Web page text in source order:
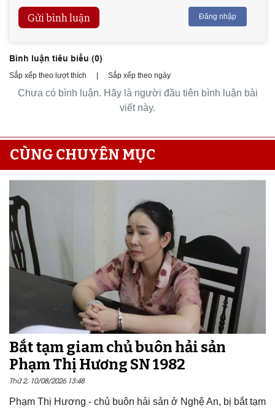
Gửi bình luận Đăng nhập
Bình luận tiêu biểu (0)
Sắp xếp theo lượt thích Sắp xếp theo ngày
Chưa có bình luận. Hãy là người đầu tiên bình luận bài
viết này.
CÙNG CHUYÊN MỤC
Bắt tạm giam chủ buôn hải sản
Phạm Thị Hương SN 1982
Thứ 2, 10/08/2026 13:48
Phạm Thị Hương - chủ buôn hải sản ở Nghệ An, bị bắt tạm